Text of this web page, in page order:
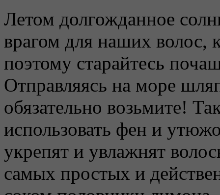
Летом долгожданное
врагом для наших волос,
поэтому старайтесь
Отправляясь на море
обязательно возьмите!
использовать фен и
укрепят и увлажнят
самых простых и